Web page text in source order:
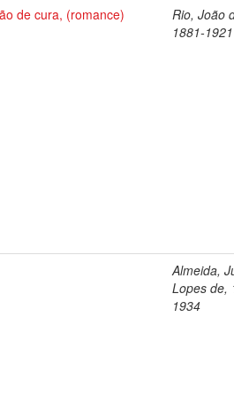
de cura, (romance)
Rio, João
1881-1921
Almeida,
Lopes de,
1934